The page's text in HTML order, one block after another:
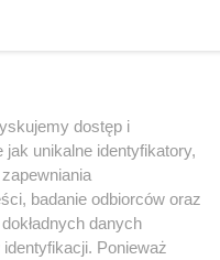
Więcej informacji o
dostęp i
unikalne identyfikatory,
badanie odbiorców oraz
danych
Ponieważ